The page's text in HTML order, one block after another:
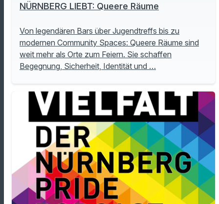
NÜRNBERG LIEBT: Queere Räume
Von legendären Bars über Jugendtreffs bis zu
modernen Community Spaces: Queere Räume sind
weit mehr als Orte zum Feiern. Sie schaffen
Begegnung, Sicherheit, Identität und …